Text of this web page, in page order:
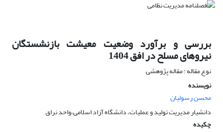
بررسی و برآورد وضعیت معیشت بازنشستگان
نیروهای مسلح در افق 1404
نوع مقاله : مقاله پژوهشی
نویسنده
محسن رسولیان
دانشیار مدیریت تولید و عملیات، دانشگاه آزاد اسلامی،واحد نراق
چکیده